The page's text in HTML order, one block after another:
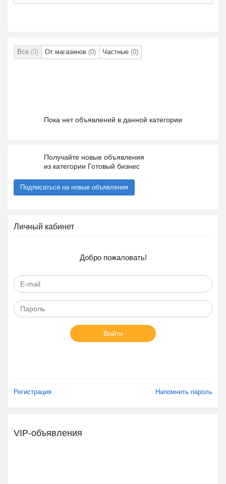
Все (0) От магазинов (0) Частные (0)
Пока нет объявлений в данной категории
Получайте новые объявления
из категории Готовый бизнес
Подписаться на новые объявления
Личный кабинет
Добро пожаловать!
Войти
Регистрация Напомнить пароль
VIP-объявления